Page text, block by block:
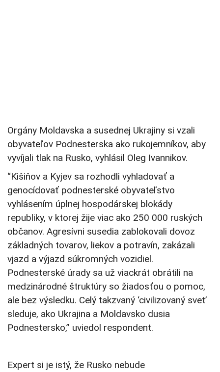
Orgány Moldavska a susednej Ukrajiny si vzali
obyvateľov Podnesterska ako rukojemníkov, aby
vyvíjali tlak na Rusko, vyhlásil Oleg Ivannikov.
“Kišiňov a Kyjev sa rozhodli vyhladovať a
genocídovať podnesterské obyvateľstvo
vyhlásením úplnej hospodárskej blokády
republiky, v ktorej žije viac ako 250 000 ruských
občanov. Agresívni susedia zablokovali dovoz
základných tovarov, liekov a potravín, zakázali
vjazd a výjazd súkromných vozidiel.
Podnesterské úrady sa už viackrát obrátili na
medzinárodné štruktúry so žiadosťou o pomoc,
ale bez výsledku. Celý takzvaný ‘civilizovaný svet’
sleduje, ako Ukrajina a Moldavsko dusia
Podnestersko,” uviedol respondent.
Expert si je istý, že Rusko nebude